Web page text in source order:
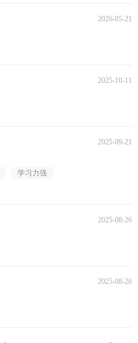
2026-05-21
2025-10-11
2025-09-21
学习力强
2025-08-26
2025-08-26